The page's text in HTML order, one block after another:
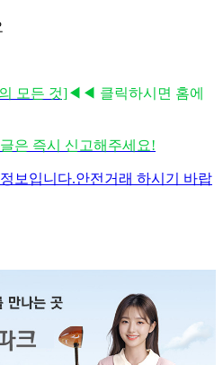
모든 것]◀◀ 클릭하시면 홈에
은 즉시 신고해주세요!
보입니다.안전거래 하시기 바랍